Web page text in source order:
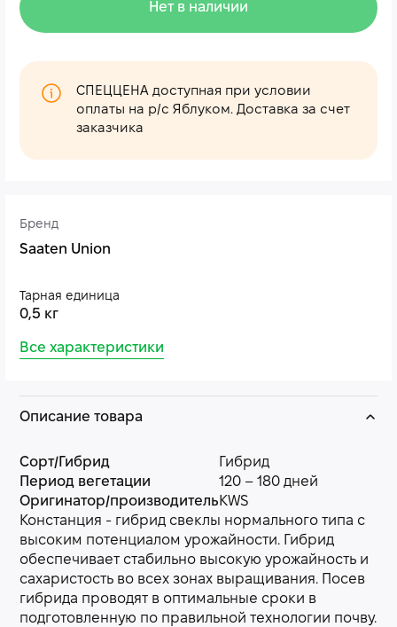
Бренд
Saaten Union
Тарная единица
0,5 кг
Все характеристики
Нет в наличии
СПЕЦЦЕНА доступная при условии
оплаты на р/с Яблуком. Доставка за счет
заказчика
Описание товара
Сорт/Гибрид
Гибрид
Период вегетации
120 – 180 дней
Оригинатор/производитель KWS
Констанция - гибрид свеклы нормального типа с
высоким потенциалом урожайности. Гибрид
обеспечивает стабильно высокую урожайность и
сахаристость во всех зонах выращивания. Посев
гибрида проводят в оптимальные сроки в
подготовленную по правильной технологии почву.